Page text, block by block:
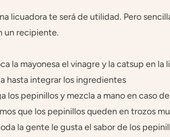
licuadora te será de utilidad. Pero
un recipiente.
la mayonesa el vinagre y la catsup en
hasta integrar los ingredientes
los pepinillos y mezcla a mano en caso
que los pepinillos queden en trozos
la gente le gusta el sabor de los